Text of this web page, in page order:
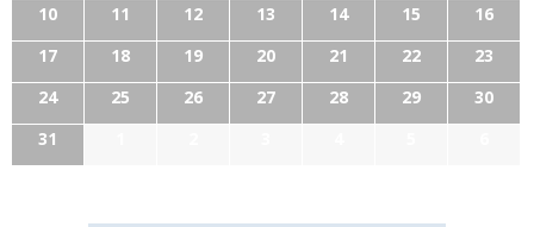
10
11 12 13 14 15
16
17
18 19 20 21 22
23
24
25 26 27 28 29
30
31